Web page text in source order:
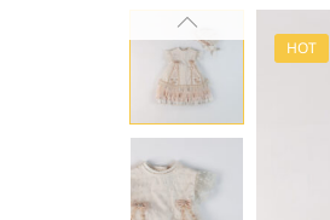
HOT